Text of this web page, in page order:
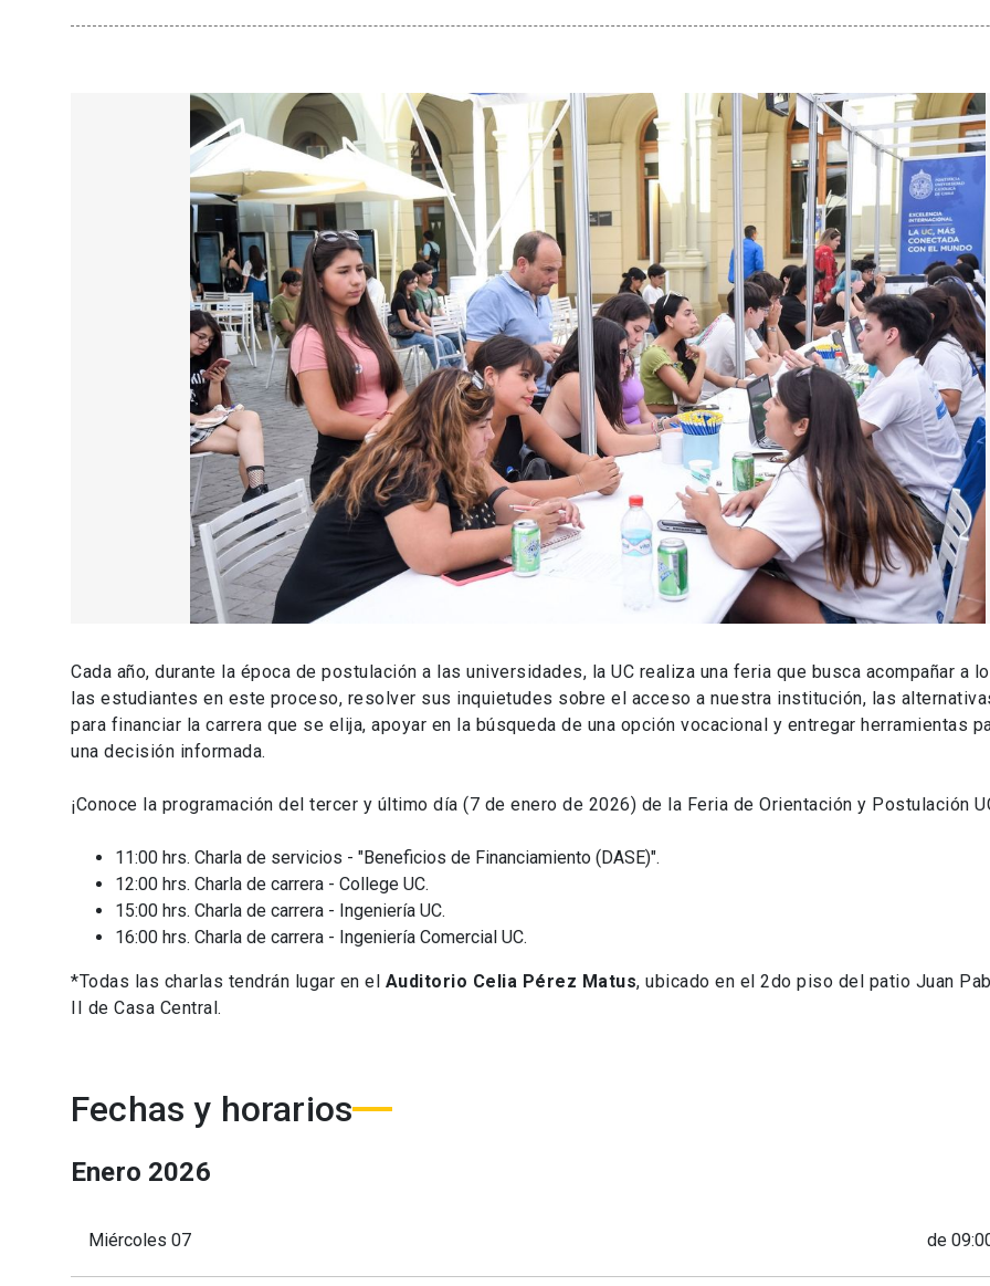
Cada año, durante la época de postulación a las universidades, la UC realiza una feria que busca acompañar a
las estudiantes en este proceso, resolver sus inquietudes sobre el acceso a nuestra institución, las
para financiar la carrera que se elija, apoyar en la búsqueda de una opción vocacional y entregar herramientas
una decisión informada.
¡Conoce la programación del tercer y último día (7 de enero de 2026) de la Feria de Orientación y Postulación
11:00 hrs. Charla de servicios - "Beneficios de Financiamiento (DASE)".
12:00 hrs. Charla de carrera - College UC.
15:00 hrs. Charla de carrera - Ingeniería UC.
16:00 hrs. Charla de carrera - Ingeniería Comercial UC.
*Todas las charlas tendrán lugar en el Auditorio Celia Pérez Matus, ubicado en el 2do piso del patio Juan
II de Casa Central.
Fechas y horarios
Enero 2026
Miércoles 07 de